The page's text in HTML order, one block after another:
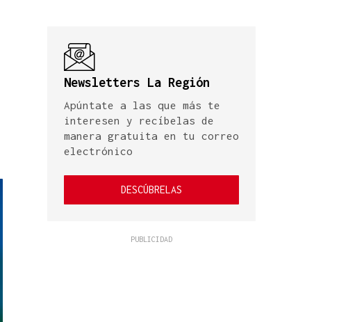
Newsletters La Región
Apúntate a las que más te
interesen y recíbelas de
manera gratuita en tu correo
electrónico
DESCÚBRELAS